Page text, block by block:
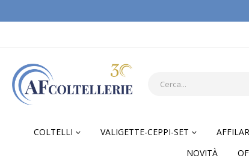
COLTELLI VALIGETTE-CEPPI-SET
NOVITÀ